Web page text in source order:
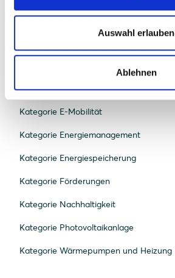
Auswahl erlauben
Ablehnen
Kategorie Beratung und Planung
Kategorie E-Mobilität
Kategorie Energiemanagement
Kategorie Energiespeicherung
Kategorie Förderungen
Kategorie Nachhaltigkeit
Kategorie Photovoltaikanlage
Kategorie Wärmepumpen und Heizung